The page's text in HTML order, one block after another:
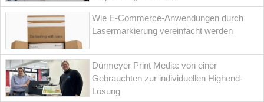
Wie E-Commerce-Anwendungen durch
Lasermarkierung vereinfacht werden
Dürmeyer Print Media: von einer
Gebrauchten zur individuellen Highend-
Lösung